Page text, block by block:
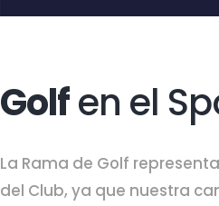
Golfen el
La Rama de Golf
del Club, ya que nuestra